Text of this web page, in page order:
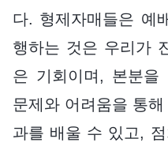
다. 형제자매들은 예
행하는 것은 우리가
은 기회이며, 본분을
문제와 어려움을 통
과를 배울 수 있고,